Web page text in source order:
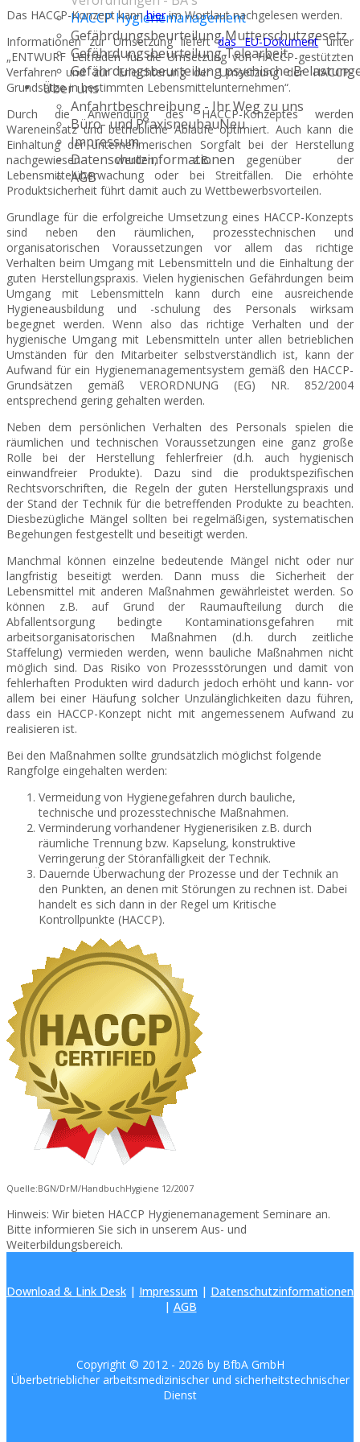
HACCP Hygienemanagement
Gefährdungsbeurteilung Mutterschutzgesetz
Gefährdungsbeurteilung Telearbeit
Gefährdungsbeurteilung psychische
Über uns
Anfahrtbeschreibung - Ihr Weg zu uns
Büro- und PraxisneubauNeu
Impressum
Datenschutzinformationen
AGB
Das HACCP-Konzept kannhierim Wortlaut nachgelesen werden.
Informationen zur Umsetzung liefertdas EU-Dokumentunter
„ENTWURF Leitfaden für die Umsetzung von HACCP-gestützten
Verfahren und zur Erleichterung der Umsetzung der HACCP-
Grundsätze in bestimmten Lebensmittelunternehmen“.
Durch die Anwendung des HACCP-Konzeptes werden
Wareneinsatz und betriebliche Abläufe optimiert. Auch kann die
Einhaltung der unternehmerischen Sorgfalt bei der Herstellung
nachgewiesen werden, z.B. gegenüber der
Lebensmittelüberwachung oder bei Streitfällen. Die erhöhte
Produktsicherheit führt damit auch zu Wettbewerbsvorteilen.
Grundlage für die erfolgreiche Umsetzung eines HACCP-Konzepts
sind neben den räumlichen, prozesstechnischen und
organisatorischen Voraussetzungen vor allem das richtige
Verhalten beim Umgang mit Lebensmitteln und die Einhaltung der
guten Herstellungspraxis. Vielen hygienischen Gefährdungen beim
Umgang mit Lebensmitteln kann durch eine ausreichende
Hygieneausbildung und -schulung des Personals wirksam
begegnet werden. Wenn also das richtige Verhalten und der
hygienische Umgang mit Lebensmitteln unter allen betrieblichen
Umständen für den Mitarbeiter selbstverständlich ist, kann der
Aufwand für ein Hygienemanagementsystem gemäß den HACCP-
Grundsätzen gemäß VERORDNUNG (EG) NR. 852/2004
entsprechend gering gehalten werden.
Neben dem persönlichen Verhalten des Personals spielen die
räumlichen und technischen Voraussetzungen eine ganz große
Rolle bei der Herstellung fehlerfreier (d.h. auch hygienisch
einwandfreier Produkte). Dazu sind die produktspezifischen
Rechtsvorschriften, die Regeln der guten Herstellungspraxis und
der Stand der Technik für die betreffenden Produkte zu beachten.
Diesbezügliche Mängel sollten bei regelmäßigen, systematischen
Begehungen festgestellt und beseitigt werden.
Manchmal können einzelne bedeutende Mängel nicht oder nur
langfristig beseitigt werden. Dann muss die Sicherheit der
Lebensmittel mit anderen Maßnahmen gewährleistet werden. So
können z.B. auf Grund der Raumaufteilung durch die
Abfallentsorgung bedingte Kontaminationsgefahren mit
arbeitsorganisatorischen Maßnahmen (d.h. durch zeitliche
Staffelung) vermieden werden, wenn bauliche Maßnahmen nicht
möglich sind. Das Risiko von Prozessstörungen und damit von
fehlerhaften Produkten wird dadurch jedoch erhöht und kann- vor
allem bei einer Häufung solcher Unzulänglichkeiten dazu führen,
dass ein HACCP-Konzept nicht mit angemessenem Aufwand zu
realisieren ist.
Bei den Maßnahmen sollte grundsätzlich möglichst folgende
Rangfolge eingehalten werden:
Vermeidung von Hygienegefahren durch bauliche,
technische und prozesstechnische Maßnahmen.
Verminderung vorhandener Hygienerisiken z.B. durch
räumliche Trennung bzw. Kapselung, konstruktive
Verringerung der Störanfälligkeit der Technik.
Dauernde Überwachung der Prozesse und der Technik an
den Punkten, an denen mit Störungen zu rechnen ist. Dabei
handelt es sich dann in der Regel um Kritische
Kontrollpunkte (HACCP).
Quelle:BGN/DrM/HandbuchHygiene 12/2007
Hinweis: Wir bieten HACCP Hygienemanagement Seminare an.
Bitte informieren Sie sich in unserem Aus- und
Weiterbildungsbereich.
Download & Link Desk | Impressum | Datenschutzinformationen
| AGB
Copyright © 2012 - 2026 by BfbA GmbH
Überbetrieblicher arbeitsmedizinischer und sicherheitstechnischer
Dienst